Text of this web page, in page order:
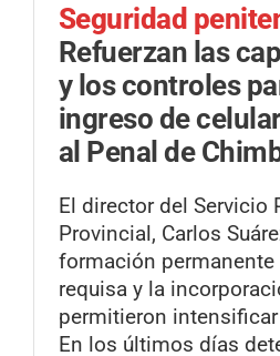
Seguridad
Refuerzan las
y los controles
ingreso de
al Penal de
El director del Servicio
Provincial, Carlos
formación
requisa y la
permitieron
En los últimos días